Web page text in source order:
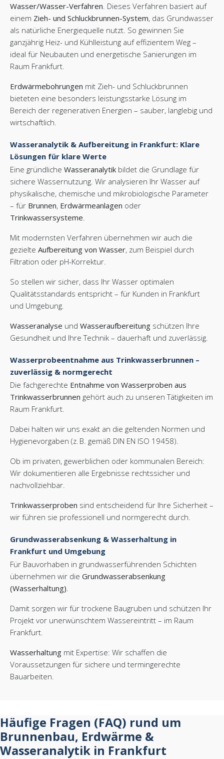
Wasser/Wasser-Verfahren. Dieses Verfahren basiert auf
einem Zieh- und Schluckbrunnen-System, das Grundwasser
als natürliche Energiequelle nutzt. So gewinnen Sie
ganzjährig Heiz- und Kühlleistung auf effizientem Weg –
ideal für Neubauten und energetische Sanierungen im
Raum Frankfurt.
Erdwärmebohrungen mit Zieh- und Schluckbrunnen
bieteten eine besonders leistungsstarke Lösung im
Bereich der regenerativen Energien – sauber, langlebig und
wirtschaftlich.
Wasseranalytik & Aufbereitung in Frankfurt: Klare
Lösungen für klare Werte
Eine gründliche Wasseranalytik bildet die Grundlage für
sichere Wassernutzung. Wir analysieren Ihr Wasser auf
physikalische, chemische und mikrobiologische Parameter
– für Brunnen, Erdwärmeanlagen oder
Trinkwassersysteme.
Mit modernsten Verfahren übernehmen wir auch die
gezielte Aufbereitung von Wasser, zum Beispiel durch
Filtration oder pH-Korrektur.
So stellen wir sicher, dass Ihr Wasser optimalen
Qualitätsstandards entspricht – für Kunden in Frankfurt
und Umgebung.
Wasseranalyse und Wasseraufbereitung schützen Ihre
Gesundheit und Ihre Technik – dauerhaft und zuverlässig.
Wasserprobeentnahme aus Trinkwasserbrunnen –
zuverlässig & normgerecht
Die fachgerechte Entnahme von Wasserproben aus
Trinkwasserbrunnen gehört auch zu unseren Tätigkeiten im
Raum Frankfurt.
Dabei halten wir uns exakt an die geltenden Normen und
Hygienevorgaben (z. B. gemäß DIN EN ISO 19458).
Ob im privaten, gewerblichen oder kommunalen Bereich:
Wir dokumentieren alle Ergebnisse rechtssicher und
nachvollziehbar.
Trinkwasserproben sind entscheidend für Ihre Sicherheit –
wir führen sie professionell und normgerecht durch.
Grundwasserabsenkung & Wasserhaltung in
Frankfurt und Umgebung
Für Bauvorhaben in grundwasserführenden Schichten
übernehmen wir die Grundwasserabsenkung
(Wasserhaltung).
Damit sorgen wir für trockene Baugruben und schützen Ihr
Projekt vor unerwünschtem Wassereintritt – im Raum
Frankfurt.
Wasserhaltung mit Expertise: Wir schaffen die
Voraussetzungen für sichere und termingerechte
Bauarbeiten.
Häufige Fragen (FAQ) rund um
Brunnenbau, Erdwärme &
Wasseranalytik in Frankfurt